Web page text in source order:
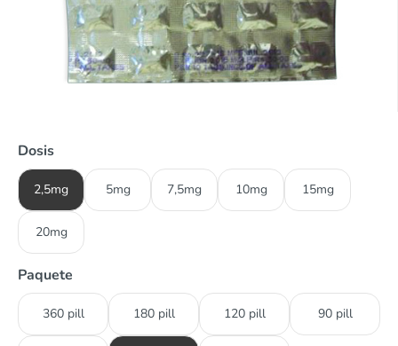
Dosis
2,5mg 5mg 7,5mg 10mg 15mg
20mg
Paquete
360 pill 180 pill 120 pill 90 pill